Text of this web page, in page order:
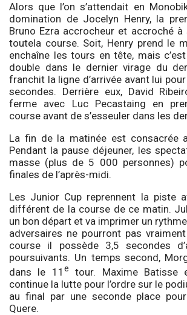
Alors que l’on s’attendait en
domination de Jocelyn Henry, la
Bruno Ezra accrocheur et accroché à
toutela course. Soit, Henry prend le
enchaîne les tours en tête, mais
double dans le dernier virage du
franchit la ligne d’arrivée avant lui
secondes. Derrière eux, David
ferme avec Luc Pecastaing en
course avant de s’esseuler dans les
La fin de la matinée est consacrée
Pendant la pause déjeuner, les
masse (plus de 5 000 personnes)
finales de l’après-midi.
Les Junior Cup reprennent la piste
différent de la course de ce matin.
un bon départ et va imprimer un
adversaires ne pourront pas
course il possède 3,5 secondes
poursuivants. Un temps second,
dans le 11 e
tour. Maxime Batisse
continue la lutte pour l’ordre sur le
au final par une seconde place
Quere.